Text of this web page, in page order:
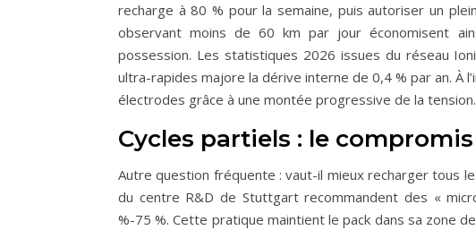
recharge à 80 % pour la semaine, puis autoriser un
observant moins de 60 km par jour économisent
possession. Les statistiques 2026 issues du réseau
ultra-rapides majore la dérive interne de 0,4 % par an. À
électrodes grâce à une montée progressive de la tension.
Cycles partiels : le
Autre question fréquente : vaut-il mieux recharger tous
du centre R&D de Stuttgart recommandent des «
%-75 %. Cette pratique maintient le pack dans sa zone